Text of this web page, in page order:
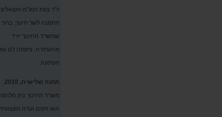
יו"ר צוות המו"מ
התמנה לשר חינוך, ברור
שמשרד החינוך יירד
מהעתירה. ציפתה לנו
הפתעה.
תחנה שלישית, 2010
:
משרד החינוך נתן
הוא הקים ועדה